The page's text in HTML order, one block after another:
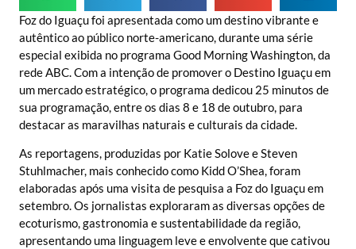
Foz do Iguaçu foi apresentada como um destino vibrante e
autêntico ao público norte-americano, durante uma série
especial exibida no programa Good Morning Washington, da
rede ABC. Com a intenção de promover o Destino Iguaçu em
um mercado estratégico, o programa dedicou 25 minutos de
sua programação, entre os dias 8 e 18 de outubro, para
destacar as maravilhas naturais e culturais da cidade.
As reportagens, produzidas por Katie Solove e Steven
Stuhlmacher, mais conhecido como Kidd O’Shea, foram
elaboradas após uma visita de pesquisa a Foz do Iguaçu em
setembro. Os jornalistas exploraram as diversas opções de
ecoturismo, gastronomia e sustentabilidade da região,
apresentando uma linguagem leve e envolvente que cativou